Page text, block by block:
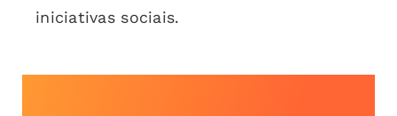
iniciativas sociais.